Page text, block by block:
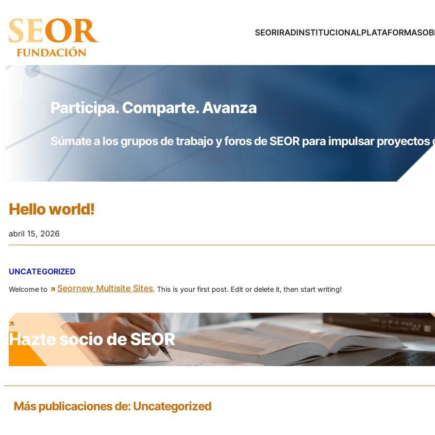
al
contenido
SEORIRADINSTITUCIONALPLATAFORMAS
Participa. Comparte. Avanza
Súmate a los grupos de trabajo y foros de SEOR para impulsar
Hello world!
abril 15, 2026
UNCATEGORIZED
Welcome to Seornew Multisite Sites. This is your first post. Edit or delete it, then start writing!
Hazte socio de SEOR
Más publicaciones de: Uncategorized